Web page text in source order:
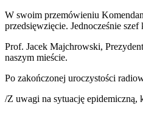
W swoim przemówieniu
przedsięwzięcie. Jednocześnie
Prof. Jacek Majchrowski,
naszym mieście.
Po zakończonej uroczystości
/Z uwagi na sytuację